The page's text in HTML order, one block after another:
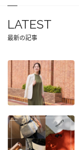
LATEST
最新の記事